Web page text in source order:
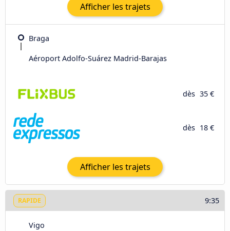
Afficher les trajets
Braga
Aéroport Adolfo-Suárez Madrid-Barajas
dès 35 €
dès 18 €
Afficher les trajets
RAPIDE 9:35
Vigo